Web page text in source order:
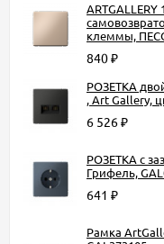
клеммы,
840₽
РОЗЕТКА
, Art Gallery,
6 526₽
РОЗЕТКА с
Грифель,
641 ₽
Рамка